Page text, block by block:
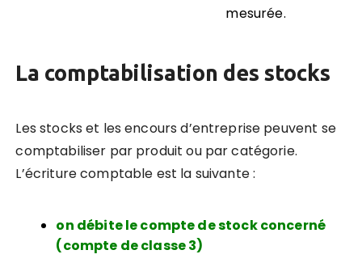
mesurée.
La comptabilisation des stocks
Les stocks et les encours d’entreprise peuvent se
comptabiliser par produit ou par catégorie.
L’écriture comptable est la suivante :
on débite le compte de stock concerné
(compte de classe 3)